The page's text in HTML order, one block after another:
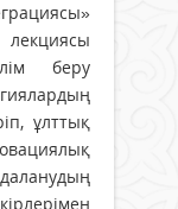
беру
ұлттық